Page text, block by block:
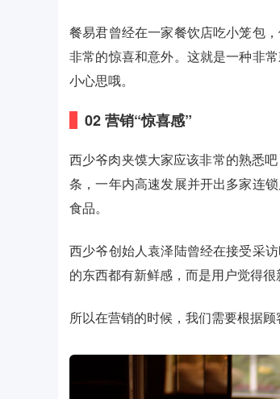
餐易君曾经在一家餐饮店吃小笼包
非常的惊喜和意外。这就是一种非
小心思哦。
02营销“惊喜感”
西少爷肉夹馍大家应该非常的熟悉
条，一年内高速发展并开出多家连
食品。
西少爷创始人袁泽陆曾经在接受采
的东西都有新鲜感，而是用户觉得很
所以在营销的时候，我们需要根据